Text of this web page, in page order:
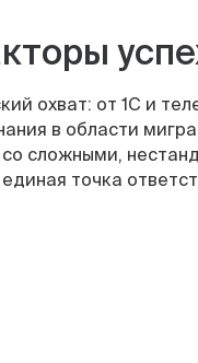
охват: от 1С и
в области
сложными,
точка